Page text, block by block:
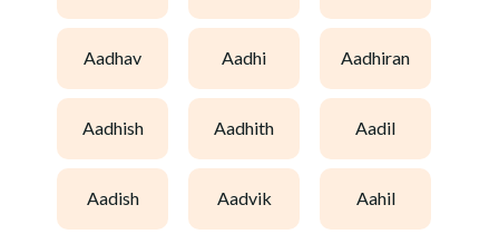
aadhav aadhi aadhiran
aadhish aadhith aadil
aadish aadvik aahil